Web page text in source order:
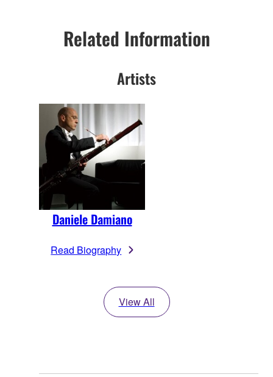
Related Information
Artists
Daniele Damiano
Read Biography
View All